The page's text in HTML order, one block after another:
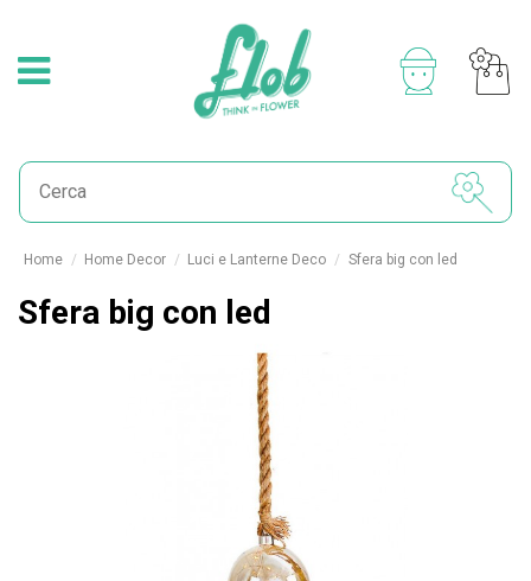
Home Home Decor Luci e Lanterne Deco Sfera big con led
Sfera big con led